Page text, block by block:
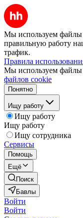
Мы используем файлы
правильную работу
трафик.
Правила
Мы используем файлы
файлов cookie
Понятно
Ищу работу
Ищу работу
Ищу работу
Ищу сотрудника
Сервисы
Помощь
Ещё
Поиск
Бавлы
Войти
Войти